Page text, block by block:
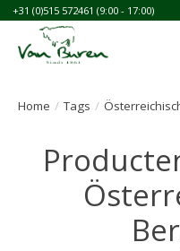
+31 (0)515 572461 (9:00 - 17:00)
Home / Tags /